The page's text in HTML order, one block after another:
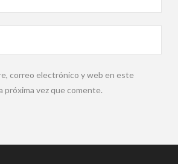
correo electrónico y web en este
próxima vez que comente.